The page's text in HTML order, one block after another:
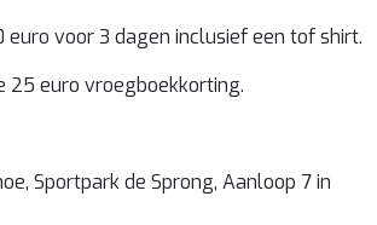
euro voor 3 dagen inclusief een tof shirt.
25 euro vroegboekkorting.
Sportpark de Sprong, Aanloop 7 in